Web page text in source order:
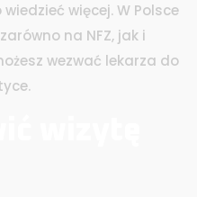
więcej. W Polsce
na NFZ, jak i
wezwać lekarza do